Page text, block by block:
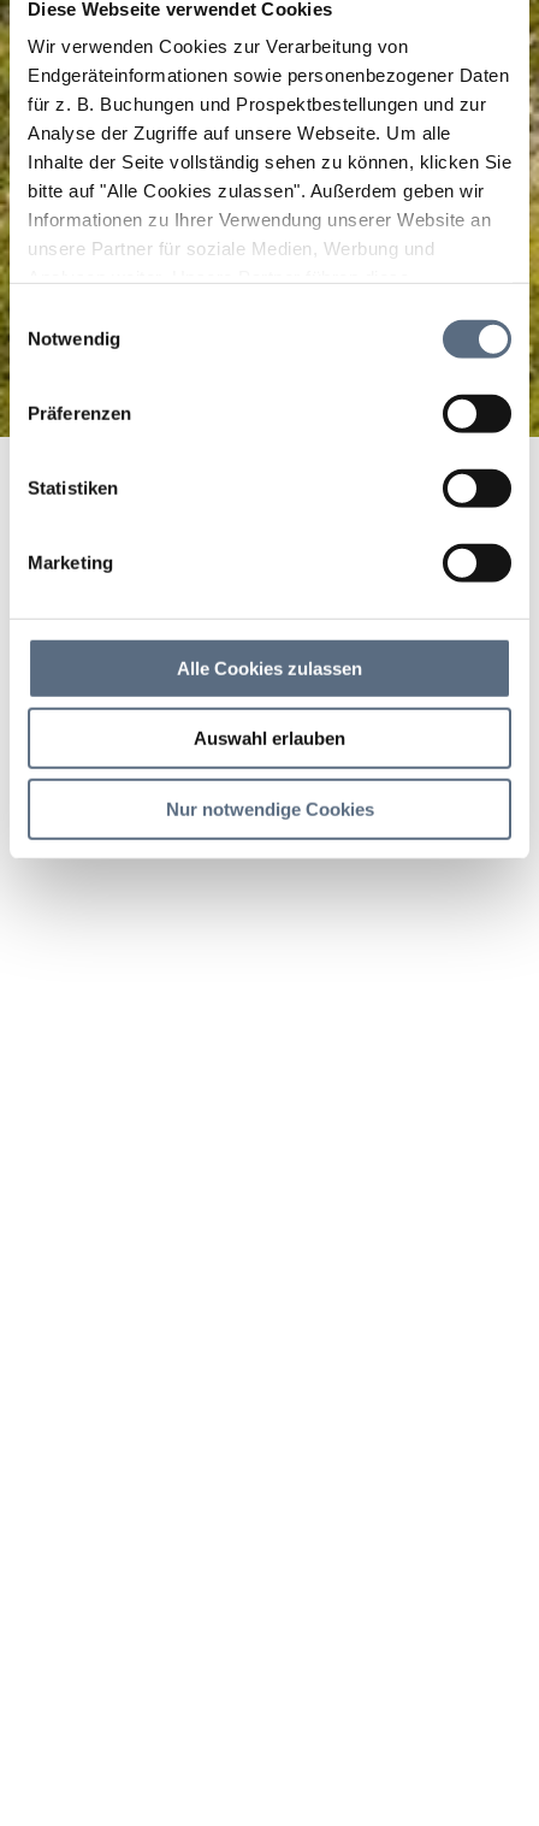
Diese Webseite verwendet Cookies
Wir verwenden Cookies zur Verarbeitung von
Endgeräteinformationen sowie personenbezogener Daten
für z. B. Buchungen und Prospektbestellungen und zur
Analyse der Zugriffe auf unsere Webseite. Um alle
Inhalte der Seite vollständig sehen zu können, klicken Sie
bitte auf "Alle Cookies zulassen". Außerdem geben wir
Informationen zu Ihrer Verwendung unserer Website an
unsere Partner für soziale Medien, Werbung und
zusammen, die Sie ihnen bereitgestellt haben oder die
sie im Rahmen Ihrer Nutzung der Dienste gesammelt
Einwilligungsauswahl
Notwendig
Präferenzen
Statistiken
Marketing
Alle Cookies zulassen
Auswahl erlauben
Nur notwendige Cookies
Genuss-Radtour zum
Rad, Radfahren|Schwierigkeit: leicht
Dauer
2:15 h
Strecke
30.54 km
Aufstieg
257 hm
Abstieg
257 hm